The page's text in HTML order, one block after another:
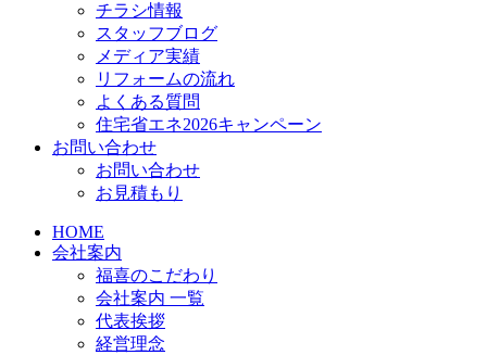
チラシ情報
スタッフブログ
メディア実績
リフォームの流れ
よくある質問
住宅省エネ2026キャンペーン
お問い合わせ
お問い合わせ
お見積もり
HOME
会社案内
福喜のこだわり
会社案内 一覧
代表挨拶
経営理念